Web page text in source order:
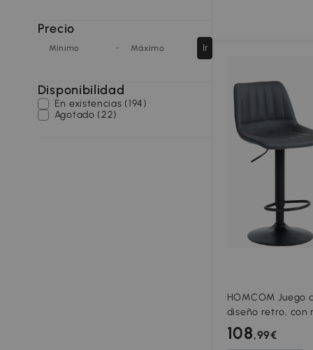
Precio
Mínimo - Máximo Ir
Disponibilidad
En existencias (194)
Agotado (22)
HOMCOM Juego
diseño retro, con
regulable, 43 cm
108,99€